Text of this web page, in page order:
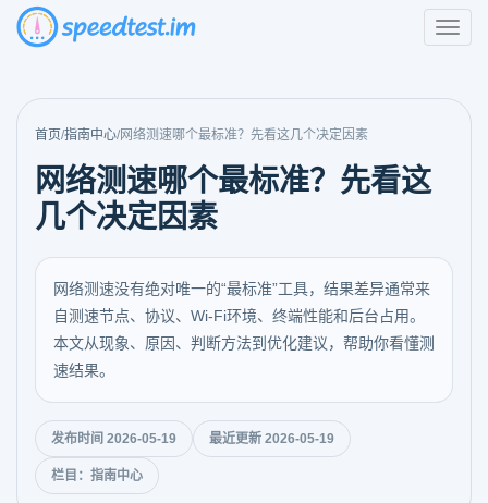
首页/指南中心/网络测速哪个最标准？先看这几个决定因素
网络测速哪个最标准？先看这
几个决定因素
网络测速没有绝对唯一的“最标准”工具，结果差异通常来
自测速节点、协议、Wi‑Fi环境、终端性能和后台占用。
本文从现象、原因、判断方法到优化建议，帮助你看懂测
速结果。
发布时间 2026-05-19 最近更新 2026-05-19
栏目：指南中心